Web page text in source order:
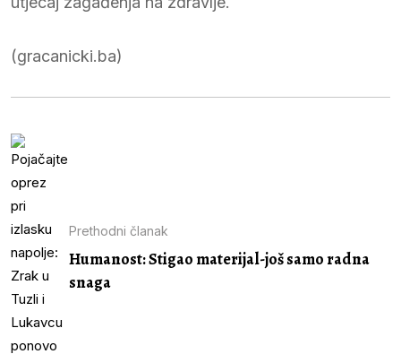
(gracanicki.ba)
Prethodni članak
Humanost: Stigao materijal-još samo radna
snaga